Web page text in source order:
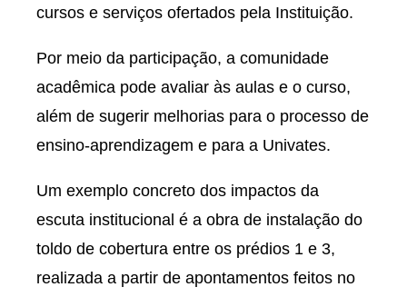
cursos e serviços ofertados pela Instituição.
Por meio da participação, a comunidade
acadêmica pode avaliar às aulas e o curso,
além de sugerir melhorias para o processo de
ensino-aprendizagem e para a Univates.
Um exemplo concreto dos impactos da
escuta institucional é a obra de instalação do
toldo de cobertura entre os prédios 1 e 3,
realizada a partir de apontamentos feitos no